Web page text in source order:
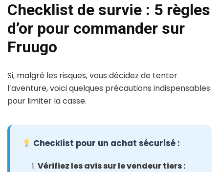
Checklist de survie : 5 règles
d’or pour commander sur
Fruugo
Si, malgré les risques, vous décidez de tenter
l’aventure, voici quelques précautions indispensables
pour limiter la casse.
Checklist pour un achat sécurisé :
Vérifiez les avis sur le vendeur tiers :